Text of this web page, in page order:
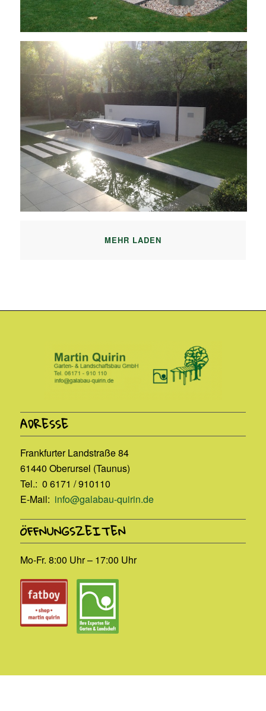
MEHR LADEN
ADRESSE
Frankfurter Landstraße 84
61440 Oberursel (Taunus)
Tel.: 0 6171 / 910110
E-Mail: info@galabau-quirin.de
ÖFFNUNGSZEITEN
Mo-Fr. 8:00 Uhr – 17:00 Uhr